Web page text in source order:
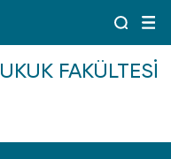
HUKUK FAKÜLTESI